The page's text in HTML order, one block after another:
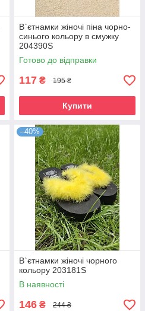
В`єтнамки жіночі піна чорно-
синього кольору в смужку
204390S
Готово до відправки
117 ₴ 195 ₴
Купити
–40%
В`єтнамки жіночі чорного
кольору 203181S
В наявності
146 ₴ 244 ₴